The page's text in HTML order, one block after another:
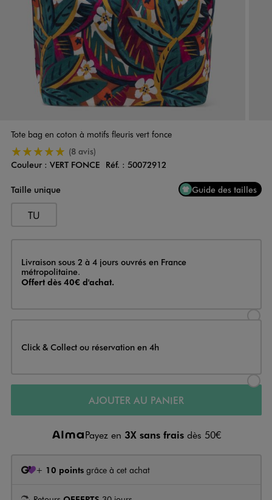
Tote bag en coton à motifs fleuris vert fonce
5/5 de moyenne(8 avis)
Couleur
Couleur : VERT FONCE Réf. : 50072912
Taille unique
Guide des tailles
TU
Livraison
Livraison sous 2 à 4 jours ouvrés en France
métropolitaine.
Offert dès 40€ d'achat.
Click & Collect ou réservation en 4h
AJOUTER AU PANIER
Payez en 3X sans frais dès 50€
+ 10 points grâce à cet achat